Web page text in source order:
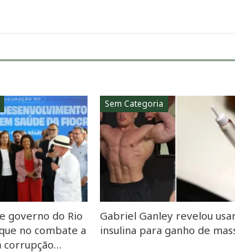
governo do Rio
no combate a
corrupção…
Sem Categoria
Gabriel Ganley revelou
insulina para ganho de